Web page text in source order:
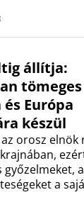
állítja:
tömeges
Európa
készül
orosz elnök
a